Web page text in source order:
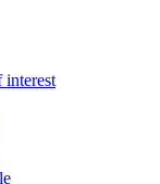
interest